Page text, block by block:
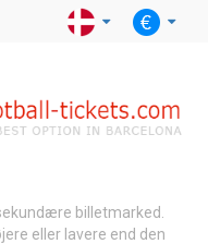
billetmarked.
eller lavere end den